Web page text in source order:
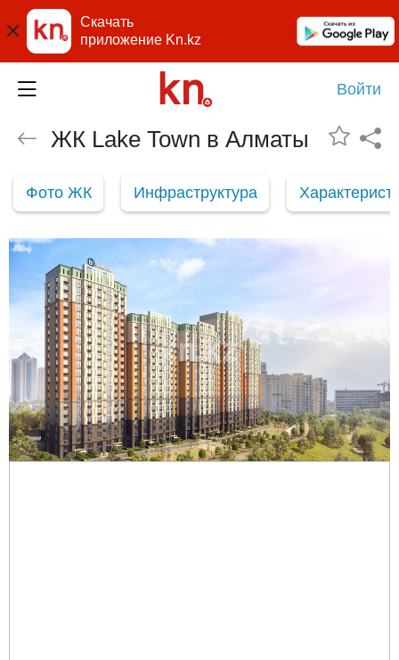
Скачать
приложение Kn.kz
Войти
ЖК Lake Town в Алматы
Фото ЖК Инфраструктура